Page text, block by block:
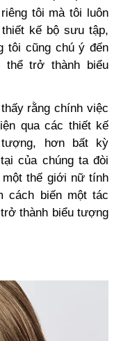
tôi mà tôi luôn
kế bộ sưu tập,
tôi cũng chú ý đến
trở thành biểu
rằng chính việc
qua các thiết kế
hơn bất kỳ
của chúng ta đòi
thế giới nữ tính
cách biến một tác
thành biểu tượng